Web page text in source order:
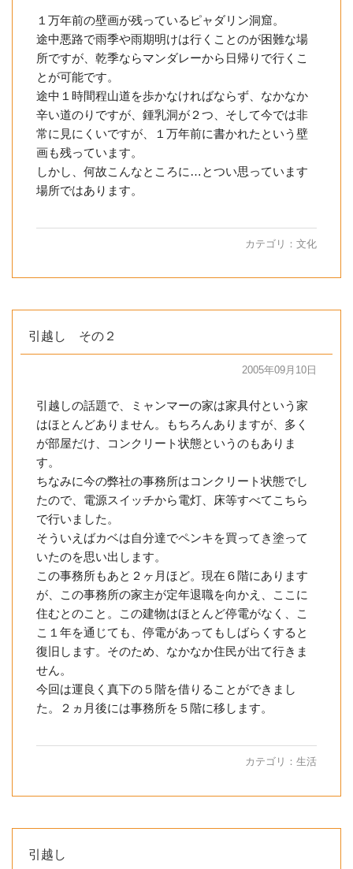
１万年前の壁画が残っているピャダリン洞窟。
途中悪路で雨季や雨期明けは行くことのが困難な場
所ですが、乾季ならマンダレーから日帰りで行くこ
とが可能です。
途中１時間程山道を歩かなければならず、なかなか
辛い道のりですが、鍾乳洞が２つ、そして今では非
常に見にくいですが、１万年前に書かれたという壁
画も残っています。
しかし、何故こんなところに…とつい思っています
場所ではあります。
カテゴリ： 文化
引越し その２
2005年09月10日
引越しの話題で、ミャンマーの家は家具付という家
はほとんどありません。もちろんありますが、多く
が部屋だけ、コンクリート状態というのもありま
す。
ちなみに今の弊社の事務所はコンクリート状態でし
たので、電源スイッチから電灯、床等すべてこちら
で行いました。
そういえばカベは自分達でペンキを買ってき塗って
いたのを思い出します。
この事務所もあと２ヶ月ほど。現在６階にあります
が、この事務所の家主が定年退職を向かえ、ここに
住むとのこと。この建物はほとんど停電がなく、こ
こ１年を通じても、停電があってもしばらくすると
復旧します。そのため、なかなか住民が出て行きま
せん。
今回は運良く真下の５階を借りることができまし
た。２ヵ月後には事務所を５階に移します。
カテゴリ： 生活
引越し